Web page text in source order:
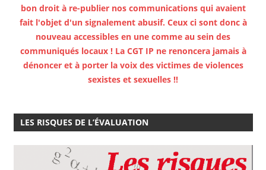
bon droit à re-publier nos communications qui avaient
fait l'objet d'un signalement abusif. Ceux ci sont donc à
nouveau accessibles en une comme au sein des
communiqués locaux ! La CGT IP ne renoncera jamais à
dénoncer et à porter la voix des victimes de violences
sexistes et sexuelles !!
LES RISQUES DE L’ÉVALUATION